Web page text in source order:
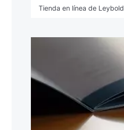
Tienda en línea de Leybold